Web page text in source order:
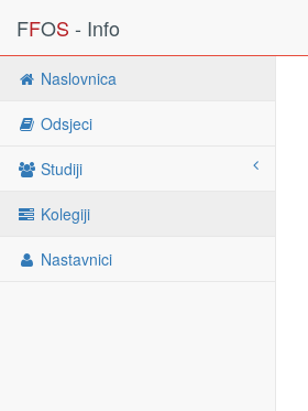
FFOS - Info
Naslovnica
Odsjeci
Studiji
Kolegiji
Nastavnici